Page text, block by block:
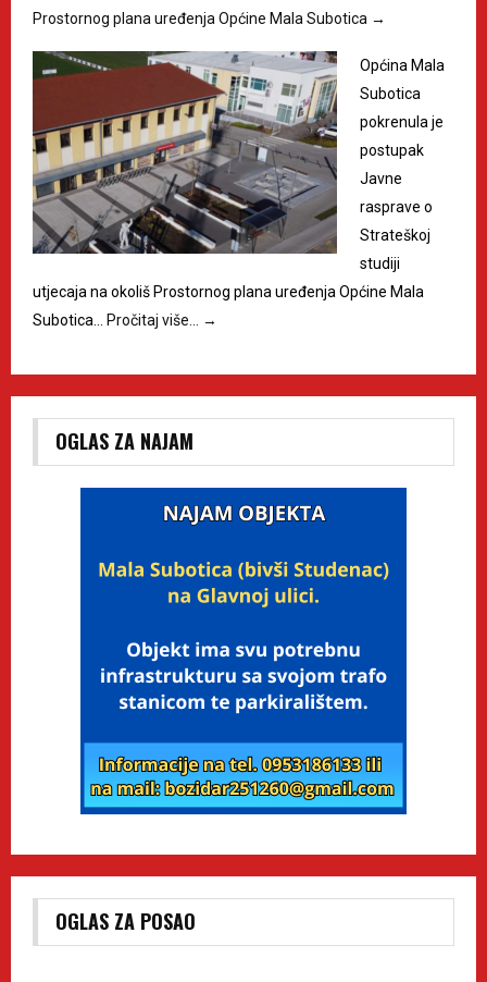
Prostornog plana uređenja Općine Mala Subotica →
Općina Mala
Subotica
pokrenula je
postupak
Javne
rasprave o
Strateškoj
studiji
utjecaja na okoliš Prostornog plana uređenja Općine Mala
Subotica… Pročitaj više… →
OGLAS ZA NAJAM
OGLAS ZA POSAO